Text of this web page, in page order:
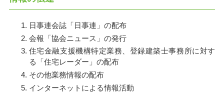
日事連会誌「日事連」の配布
会報「協会ニュース」の発行
住宅金融支援機構特定業務、登録建築士事務所に対す
る「住宅レーダー」の配布
その他業務情報の配布
インターネットによる情報活動